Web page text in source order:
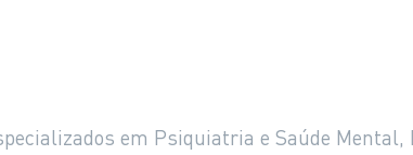
em Psiquiatria e Saúde Mental,